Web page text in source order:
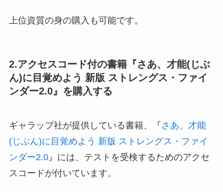
上位資質の身の購入も可能です。
2.アクセスコード付の書籍『さあ、才能(じぶ
ん)に目覚めよう 新版 ストレングス・ファイ
ンダー2.0』を購入する
ギャラップ社が提供している書籍、『 さあ、才能
(じぶん)に目覚めよう 新版 ストレングス・ファイ
ンダー2.0』には、テストを受検するためのアクセ
スコードが付いています。